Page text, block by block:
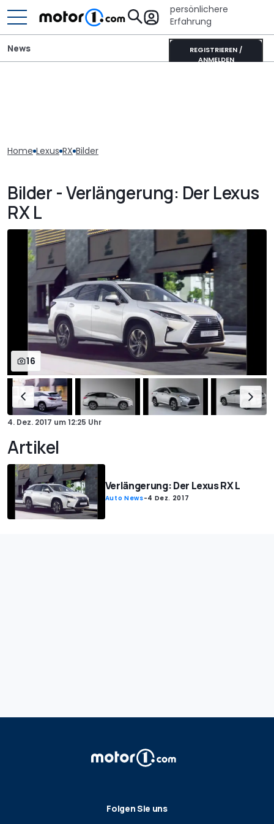
persönlichere
Erfahrung
REGISTRIEREN /
ANMELDEN
News
Home Lexus RX Bilder
Bilder - Verlängerung: Der Lexus
RX L
16
4. Dez. 2017 um12:25 Uhr
Artikel
Verlängerung: Der Lexus RX L
Auto News-4 Dez. 2017
Folgen Sie uns